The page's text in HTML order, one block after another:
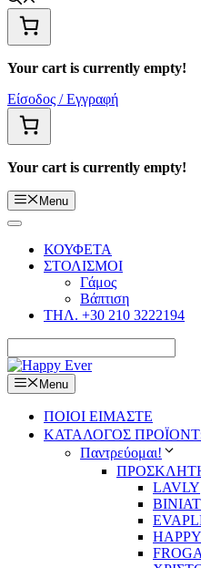
Your cart is currently empty!
Είσοδος / Εγγραφή
Your cart is currently empty!
Menu
ΚΟΥΦΕΤΑ
ΣΤΟΛΙΣΜΟΙ
Γάμος
Βάπτιση
ΤΗΛ. +30 210 3222194
Menu
ΠΟΙΟΙ ΕΙΜΑΣΤΕ
ΚΑΤΑΛΟΓΟΣ
Παντρεύομαι!
LAVLY